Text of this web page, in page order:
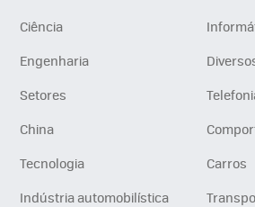
Ciência
Engenharia
Setores
China
Tecnologia
Carros
Indústria automobilística